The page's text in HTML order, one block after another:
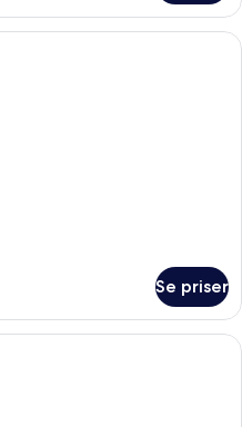
WunderLocke Penthouse Suite |
Se priser